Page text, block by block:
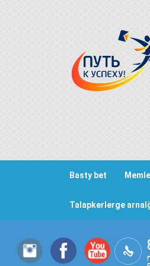
Basty bet
Talapkerlerge